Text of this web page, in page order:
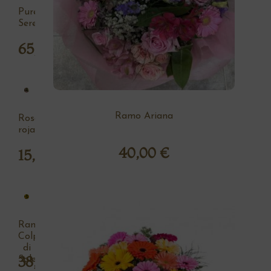
Ramo Ariana
40,00 €
Pureza
Serena
65,00
Rosa
roja
15,00
Ramo
Colpo
di
Sole
38,00